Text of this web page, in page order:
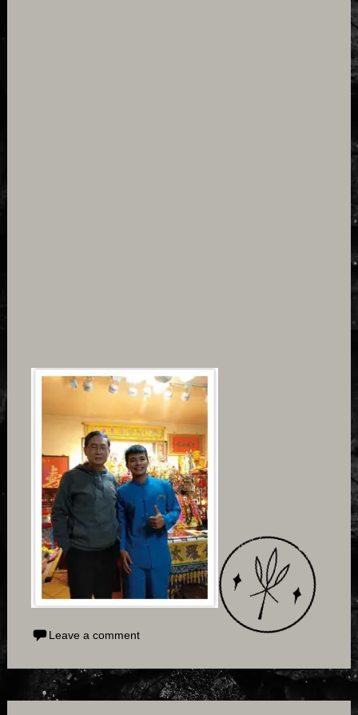
Leave a comment